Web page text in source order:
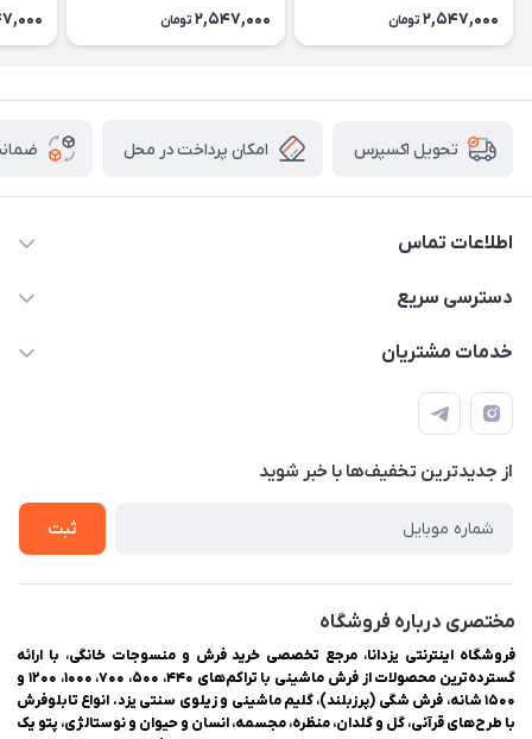
2,547,000 تومان 2,547,000 تومان
تحویل اکسپرس امکان پرداخت در محل
اطلاعات تماس
03538252575
اینترنتی یزدانا
دسترسی سریع
حساب کاربری
لیست محصولات
درباره ما
خدمات مشتریان
راهنمای ثبت سفارش
حریم خصوصی
سوالات متداول
از جدید‌ترین تخفیف‌ها با‌ خبر شوید
ثبت
مختصری درباره فروشگاه
فروشگاه اینترنتی یزدانا، مرجع تخصصی خرید فرش و منسوجات خانگی، با ارائه
گسترده‌ترین محصولات از فرش ماشینی با تراکم‌های ۴۴۰، ۵۰۰، ۷۰۰، ۱۰۰۰، ۱۲۰۰ و
۱۵۰۰ شانه، فرش شگی (پرزبلند)، گلیم ماشینی و زیلوی سنتی یزد. انواع تابلوفرش
با طرح‌های قرآنی، گل و گلدان، منظره، مجسمه، انسان و حیوان و نوستالژی، پتو یک